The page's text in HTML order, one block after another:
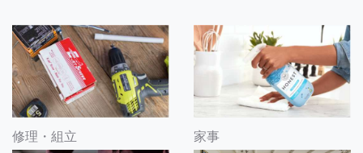
修理・組立 家事